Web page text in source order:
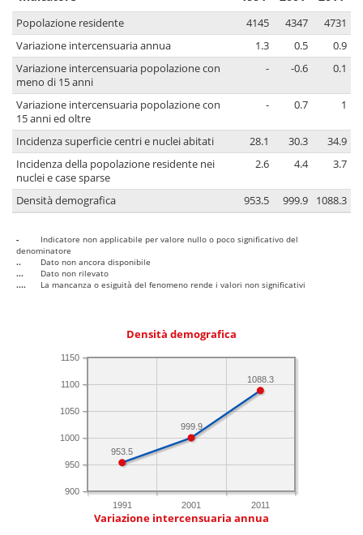
Popolazione residente 4145 4347
4731
Variazione intercensuaria annua
1.3 0.5
0.9
Variazione intercensuaria popolazione con
meno di 15 anni
- -0.6 0.1
Variazione intercensuaria popolazione con
15 anni ed oltre
- 0.7 1
Incidenza superficie centri e nuclei abitati 28.1 30.3
34.9
Incidenza della popolazione residente nei
nuclei e case sparse
2.6 4.4 3.7
Densità demografica 953.5 999.9 1088.3
-
Indicatore non applicabile per valore nullo o poco significativo del
denominatore
..
Dato non ancora disponibile
...
Dato non rilevato
....
La mancanza o esiguità del fenomeno rende i valori non significativi
Densità demografica
1991 2001 2011
900
950
1000
1050
1100
1150
1088.3
999.9
953.5
Variazione intercensuaria annua